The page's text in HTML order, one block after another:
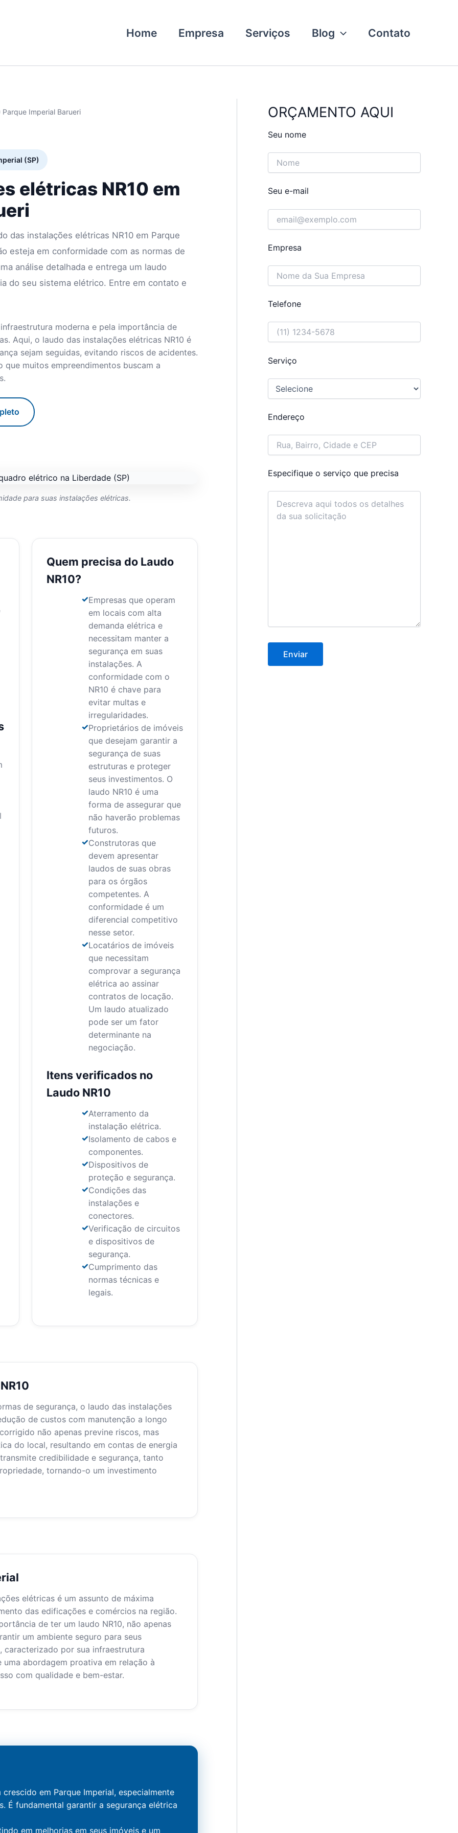
Home Empresa Serviços Blog Contato
Imperial Barueri
(SP)
elétricas NR10 em
das instalações elétricas NR10 em Parque
esteja em conformidade com as normas de
análise detalhada e entrega um laudo
do seu sistema elétrico. Entre em contato e
moderna e pela importância de
Aqui, o laudo das instalações elétricas NR10 é
sejam seguidas, evitando riscos de acidentes.
muitos empreendimentos buscam a
para suas instalações elétricas.
Quem precisa do Laudo
NR10?
Empresas que operam
em locais com alta
demanda elétrica e
necessitam manter a
segurança em suas
instalações. A
conformidade com o
NR10 é chave para
evitar multas e
irregularidades.
Proprietários de imóveis
que desejam garantir a
segurança de suas
estruturas e proteger
seus investimentos. O
laudo NR10 é uma
forma de assegurar que
não haverão problemas
futuros.
Construtoras que
devem apresentar
laudos de suas obras
para os órgãos
competentes. A
conformidade é um
diferencial competitivo
nesse setor.
Locatários de imóveis
que necessitam
comprovar a segurança
elétrica ao assinar
contratos de locação.
Um laudo atualizado
pode ser um fator
determinante na
negociação.
Itens verificados no
Laudo NR10
Aterramento da
instalação elétrica.
Isolamento de cabos e
componentes.
Dispositivos de
proteção e segurança.
Condições das
instalações e
conectores.
Verificação de circuitos
e dispositivos de
segurança.
Cumprimento das
normas técnicas e
legais.
de segurança, o laudo das instalações
de custos com manutenção a longo
não apenas previne riscos, mas
do local, resultando em contas de energia
credibilidade e segurança, tanto
tornando-o um investimento
elétricas é um assunto de máxima
das edificações e comércios na região.
de ter um laudo NR10, não apenas
um ambiente seguro para seus
caracterizado por sua infraestrutura
abordagem proativa em relação à
com qualidade e bem-estar.
em Parque Imperial, especialmente
É fundamental garantir a segurança elétrica
em melhorias em seus imóveis e um
ORÇAMENTO AQUI
Seu nome
Seu e-mail
Empresa
Telefone
Serviço
Endereço
Especifique o serviço que precisa